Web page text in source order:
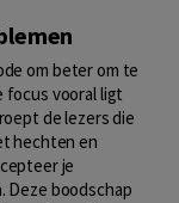
om beter om te
focus vooral ligt
de lezers die
hechten en
je
Deze boodschap